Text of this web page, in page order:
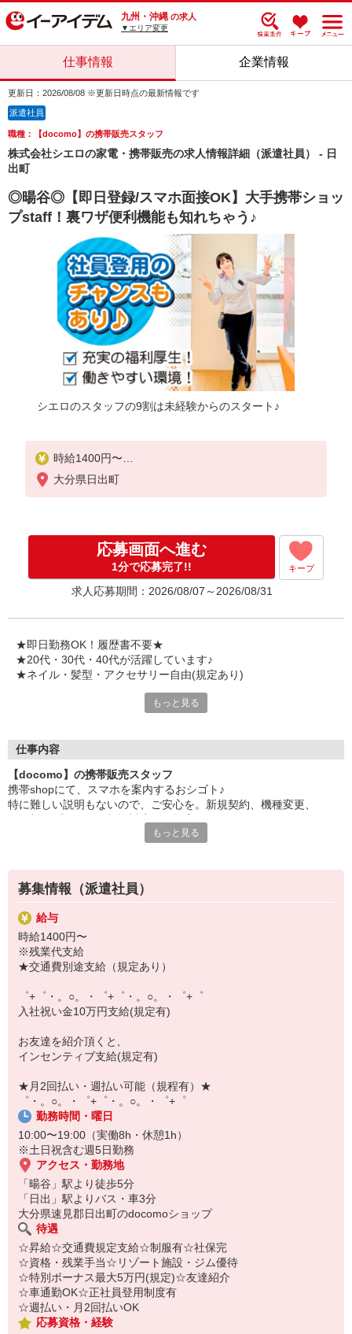
九州・沖縄 の求人
▼エリア変更
仕事情報 企業情報
更新日：2026/08/08 ※更新日時点の最新情報です
派遣社員
職種：【docomo】の携帯販売スタッフ
株式会社シエロの家電・携帯販売の求人情報詳細（派遣社員） - 日
出町
◎暘谷◎【即日登録/スマホ面接OK】大手携帯ショッ
プstaff！裏ワザ便利機能も知れちゃう♪
シエロのスタッフの9割は未経験からのスタート♪
時給1400円〜
※残業代支給
★交通費別途支給（規定あり）
入社祝い金10万円支給(規定有)
お友達を紹介頂くと,
インセンティブ支給(規定有)
゜・。○。・゜+゜・。○。・゜+゜
大分県日出町
応募画面へ進む
1分で応募完了!! キープ
求人応募期間：2026/08/07～2026/08/31
★即日勤務OK！履歴書不要★
★20代・30代・40代が活躍しています♪
★ネイル・髪型・アクセサリー自由(規定あり)
でも心配ご無用！
お互いに教え合ったり、フォローしあったりする
和気あいあいとした人間関係がある店舗ばかり！
皆で一緒にステップアップしましょう♪
【選べるお仕事いろいろ】
▼オフィスワーク
事務、経理、データ入力、コールセンター、受付
▼工場・製造・軽作業系
機械/食品製造・梱包・仕分け・加工・組立・検査
▼美容系
眉毛サロンのアイブロウ・ネイリスト・エステ
▼営業・販売
法人営業・アパレル販売・個別指導塾・人材紹介
▼人気案件も多数♪
短期・期間限定・オープニング・官公庁案件
上場/優良/大手企業など
【スマホ面接実施中】
￣￣￣￣￣￣￣￣￣
自宅に居ながらスマホでカンタン面接OK！
オンライン面談なのでスピード対応。
もっと見る
仕事内容
【docomo】の携帯販売スタッフ
携帯shopにて、スマホを案内するおシゴト♪
特に難しい説明もないので、ご安心を。新規契約、機種変更、
満足度◎
■携帯やインターネット販売業務
docomo(ドコモ)/au(エーユー)・KDDI/softbank(ソフトバンク)など
の大手キャリアから
ワイモバイル(Y!mobille)、楽天モバイル、UQなど格安スマホまで幅
広く紹介可能♪
もっと見る
募集情報（派遣社員）
給与
時給1400円〜
※残業代支給
★交通費別途支給（規定あり）
゜+゜・。○。・゜+゜・。○。・゜+゜
入社祝い金10万円支給(規定有)
お友達を紹介頂くと,
インセンティブ支給(規定有)
★月2回払い・週払い可能（規程有）★
゜・。○。・゜+゜・。○。・゜+゜
勤務時間・曜日
10:00〜19:00（実働8h・休憩1h）
※土日祝含む週5日勤務
アクセス・勤務地
「暘谷」駅より徒歩5分
「日出」駅よりバス・車3分
大分県速見郡日出町のdocomoショップ
待遇
☆昇給☆交通費規定支給☆制服有☆社保完
☆資格・残業手当☆リゾート施設・ジム優待
☆特別ボーナス最大5万円(規定)☆友達紹介
☆車通勤OK☆正社員登用制度有
☆週払い・月2回払いOK
応募資格・経験